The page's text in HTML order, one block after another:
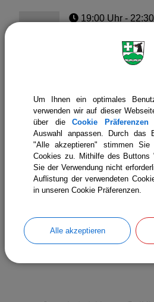
19:00 Uhr ‐
7.
12.
2026
19:00 Uhr‐
Sitzung des
2026
Um Ihnen ein optimales
verwenden wir auf dieser
über dieCookie Präferenzen
Auswahl anpassen. Durch das
"Alle akzeptieren" stimmen Sie
Cookies zu. Mithilfe des Buttons
Sie der Verwendung nicht
Auflistung der verwendeten
in unseren Cookie Präferenzen.
Alle akzeptieren